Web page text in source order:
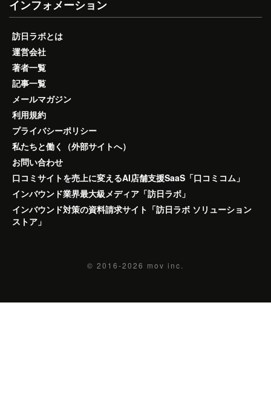
インフォメーション
訪日ラボとは
運営会社
著者一覧
記事一覧
メールマガジン
利用規約
プライバシーポリシー
私たちと働く（外部サイトへ）
お問い合わせ
口コミサイトを売上に変えるAI店舗支援SaaS「口コミコム」
インバウンド業界最大級メディア「訪日ラボ」
インバウンド対策の資料請求サイト「訪日ラボ ソリューション
ストア」
© 2016-2026 mov inc.